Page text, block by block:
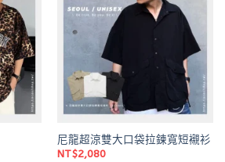
Add to
wishlist
Add to
wishlist
尼龍超涼雙大口袋拉鍊寬短襯衫
NT$2,080